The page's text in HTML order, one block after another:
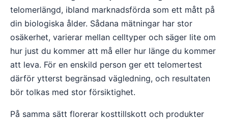
telomerlängd, ibland marknadsförda som ett mått på
din biologiska ålder. Sådana mätningar har stor
osäkerhet, varierar mellan celltyper och säger lite om
hur just du kommer att må eller hur länge du kommer
att leva. För en enskild person ger ett telomertest
därför ytterst begränsad vägledning, och resultaten
bör tolkas med stor försiktighet.
På samma sätt florerar kosttillskott och produkter